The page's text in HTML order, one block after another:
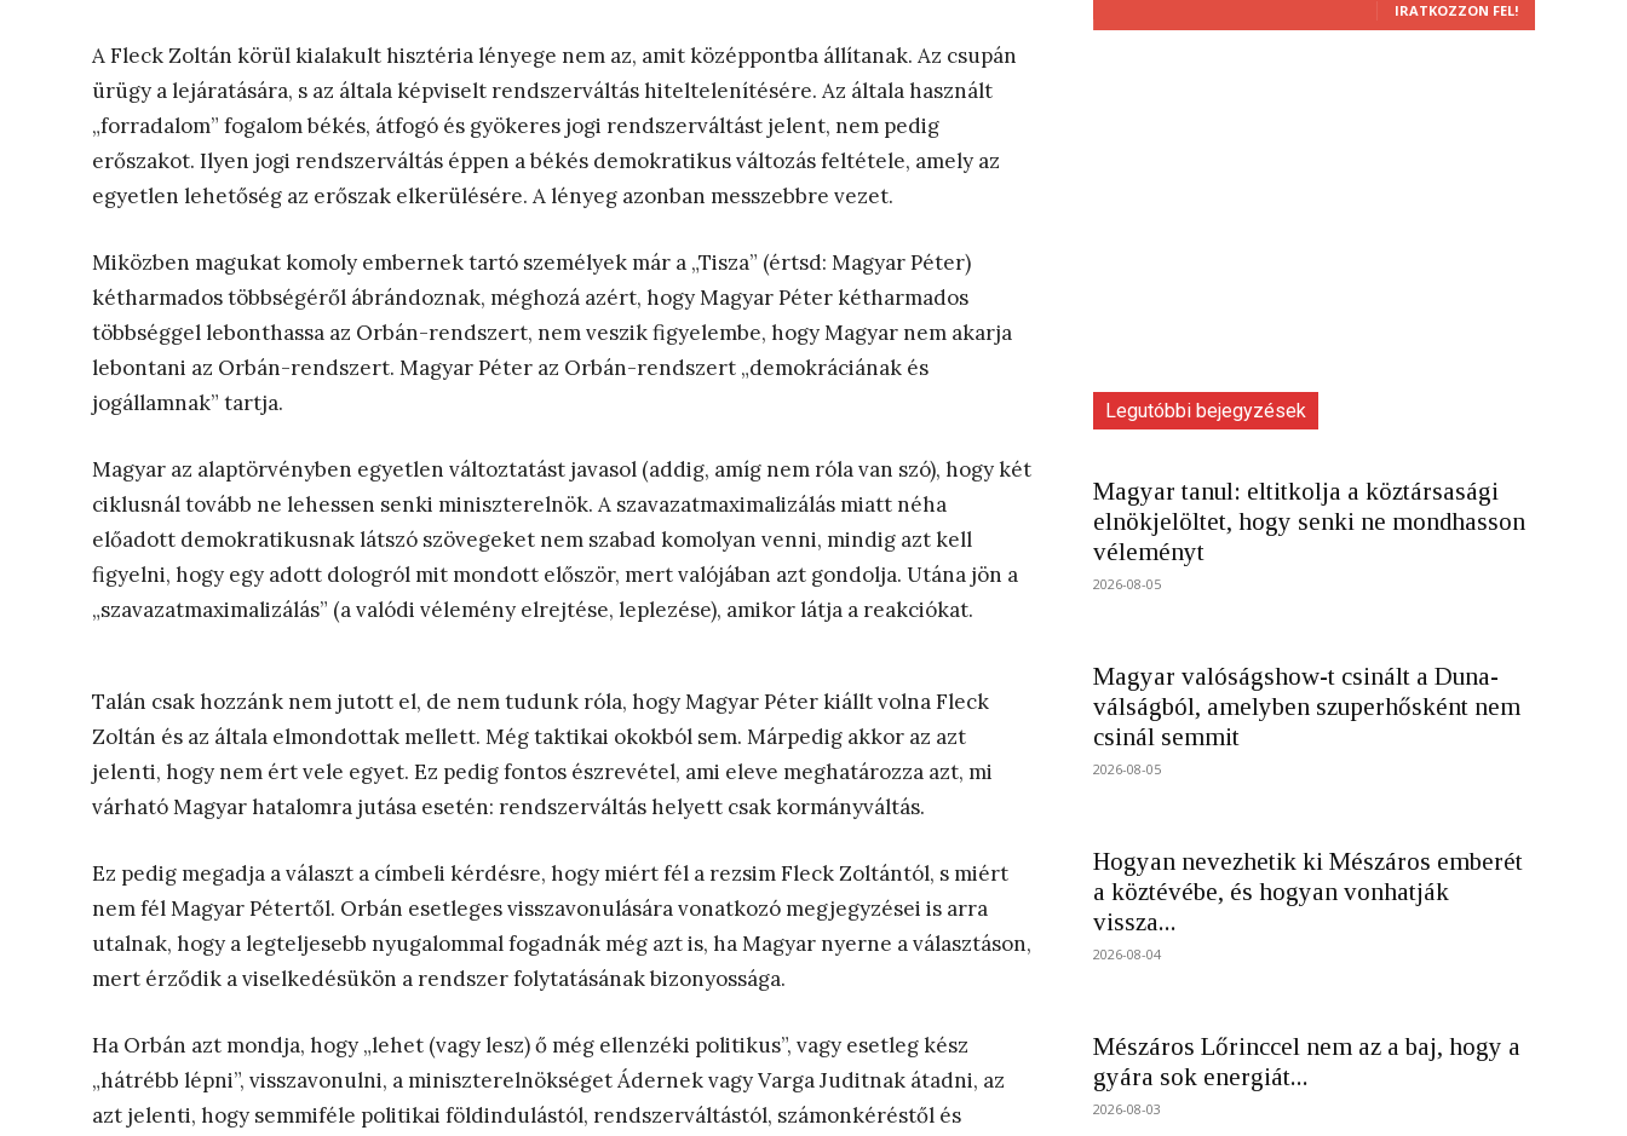
A Fleck Zoltán körül kialakult hisztéria lényege nem az, amit középpontba állítanak. Az csupán
ürügy a lejáratására, s az általa képviselt rendszerváltás hiteltelenítésére. Az általa használt
„forradalom” fogalom békés, átfogó és gyökeres jogi rendszerváltást jelent, nem pedig
erőszakot. Ilyen jogi rendszerváltás éppen a békés demokratikus változás feltétele, amely az
egyetlen lehetőség az erőszak elkerülésére. A lényeg azonban messzebbre vezet.
Miközben magukat komoly embernek tartó személyek már a „Tisza” (értsd: Magyar Péter)
kétharmados többségéről ábrándoznak, méghozá azért, hogy Magyar Péter kétharmados
többséggel lebonthassa az Orbán-rendszert, nem veszik figyelembe, hogy Magyar nem akarja
lebontani az Orbán-rendszert. Magyar Péter az Orbán-rendszert „demokráciának és
jogállamnak” tartja.
Magyar az alaptörvényben egyetlen változtatást javasol (addig, amíg nem róla van szó), hogy két
ciklusnál tovább ne lehessen senki miniszterelnök. A szavazatmaximalizálás miatt néha
előadott demokratikusnak látszó szövegeket nem szabad komolyan venni, mindig azt kell
figyelni, hogy egy adott dologról mit mondott először, mert valójában azt gondolja. Utána jön a
„szavazatmaximalizálás” (a valódi vélemény elrejtése, leplezése), amikor látja a reakciókat.
Talán csak hozzánk nem jutott el, de nem tudunk róla, hogy Magyar Péter kiállt volna Fleck
Zoltán és az általa elmondottak mellett. Még taktikai okokból sem. Márpedig akkor az azt
jelenti, hogy nem ért vele egyet. Ez pedig fontos észrevétel, ami eleve meghatározza azt, mi
várható Magyar hatalomra jutása esetén: rendszerváltás helyett csak kormányváltás.
Ez pedig megadja a választ a címbeli kérdésre, hogy miért fél a rezsim Fleck Zoltántól, s miért
nem fél Magyar Pétertől. Orbán esetleges visszavonulására vonatkozó megjegyzései is arra
utalnak, hogy a legteljesebb nyugalommal fogadnák még azt is, ha Magyar nyerne a választáson,
mert érződik a viselkedésükön a rendszer folytatásának bizonyossága.
Ha Orbán azt mondja, hogy „lehet (vagy lesz) ő még ellenzéki politikus”, vagy esetleg kész
„hátrébb lépni”, visszavonulni, a miniszterelnökséget Ádernek vagy Varga Juditnak átadni, az
azt jelenti, hogy semmiféle politikai földindulástól, rendszerváltástól, számonkéréstől és
IRATKOZZON FEL!
Legutóbbi bejegyzések
Magyar tanul: eltitkolja a köztársasági
elnökjelöltet, hogy senki ne mondhasson
véleményt
2026-08-05
Magyar valóságshow-t csinált a Duna-
válságból, amelyben szuperhősként nem
csinál semmit
2026-08-05
Hogyan nevezhetik ki Mészáros emberét
a köztévébe, és hogyan vonhatják
vissza...
2026-08-04
Mészáros Lőrinccel nem az a baj, hogy a
gyára sok energiát...
2026-08-03